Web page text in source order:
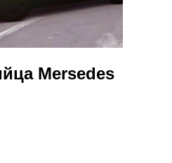
Mersedes